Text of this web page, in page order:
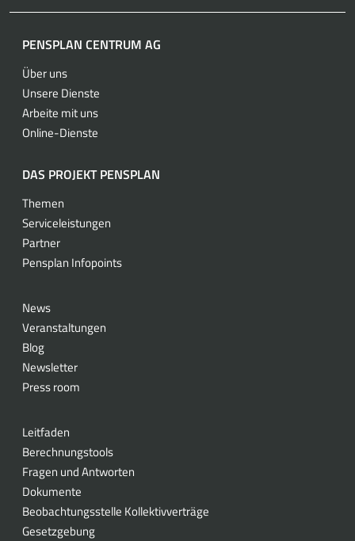
PENSPLAN CENTRUM AG
Über uns
Unsere Dienste
Arbeite mit uns
Online-Dienste
DAS PROJEKT PENSPLAN
Themen
Serviceleistungen
Partner
Pensplan Infopoints
News
Veranstaltungen
Blog
Newsletter
Press room
Leitfaden
Berechnungstools
Fragen und Antworten
Dokumente
Beobachtungsstelle Kollektivverträge
Gesetzgebung